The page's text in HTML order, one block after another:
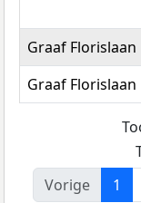
Graaf Florislaan
Graaf Florislaan
Vorige
1